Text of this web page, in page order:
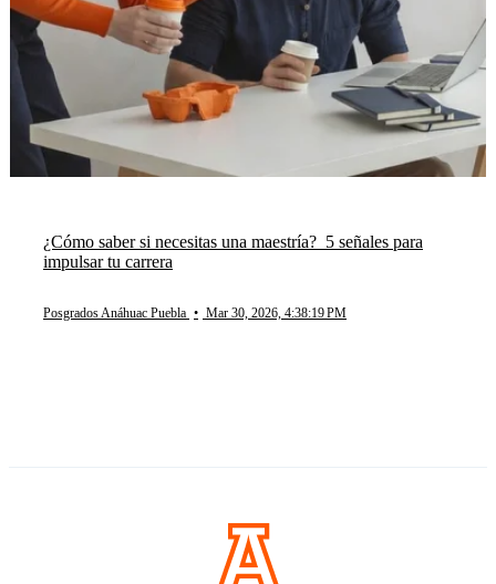
¿Cómo saber si necesitas una maestría? 5 señales para
impulsar tu carrera
Posgrados Anáhuac Puebla • Mar 30, 2026, 4:38:19 PM